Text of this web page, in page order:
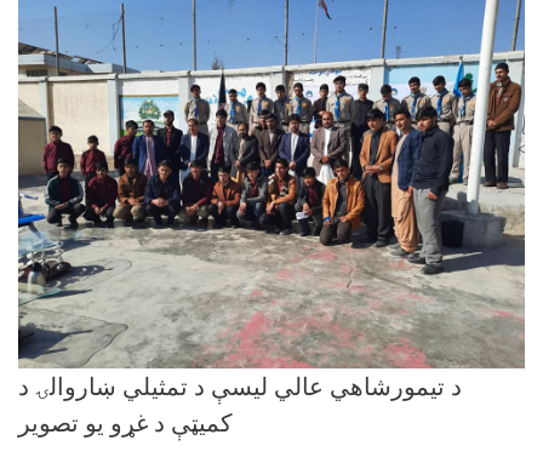
د تیمورشاهي عالي لیسې د تمثیلي ښاروالۍ د
کمیټې د غړو یو تصویر